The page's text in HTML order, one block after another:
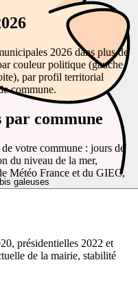
galeuses
2026 dans plus de
couleur politique (gauche,
par profil territorial
commune.
commune
votre commune : jours de
du niveau de la mer,
Météo France et du GIEC,
présidentielles 2022 et
de la mairie, stabilité